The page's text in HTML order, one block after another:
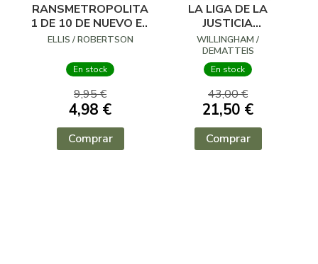
TRANSMETROPOLITAN
1 DE 10 DE NUEVO EN
LA CALLE (DC POCKET)
ELLIS / ROBERTSON
En stock
9,95 €
4,98 €
Comprar
LA LIGA DE LA
JUSTICIA
INTERNACIONAL 1
DE 8 ¿ALGO QUE
OBJETAR?
WILLINGHAM /
DEMATTEIS
En stock
43,00 €
21,50 €
Comprar